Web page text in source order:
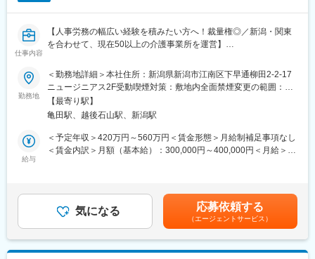
【求人の魅力】
（1） “売る営業”じゃない！人の人生に寄り添える仕事
介護施設選びは人生の大きな節目。無理に売るのではなく、ご本
人やご家族に寄り添いながら最適な提案を行う営業です。「人の
（2）直行直帰OK！営業経験を活かして、自由度高く働ける
異業種からの転職者も多数活躍中！営業経験があれば福祉業界が
初めてでも大丈夫。担当エリアへの訪問は直行直帰OKで、時間も
（3）安定した事業基盤で安心のキャリア形成
【同社について】
東日本福祉経営サービスグループは、介護事業所の開設・運営を
通じて、介護の悩みを抱えていらっしゃるお客様のサポートをさ
せて頂いています。2002年に会社を設立し、東京・埼玉・千葉・
仕事内容
【人事労務の幅広い経験を積みたい方へ！裁量権◎／新潟・関東
を合わせて、現在50以上の介護事業所を運営】
として以下の業務をお任せいたします。
■業務内容：
・勤怠、給与管理
・予算管理
・労働時間管理
・人事考課（評価、処遇の策定、運用）、
・人事関連制度の改訂
勤務地
＜勤務地詳細＞本社住所：新潟県新潟市江南区下早通柳田2-2-17
ニュージニアス2F受動喫煙対策：敷地内全面禁煙変更の範囲：会
社の定める事業所
【最寄り駅】
亀田駅、越後石山駅、新潟駅
給与
＜予定年収＞420万円～560万円＜賃金形態＞月給制補足事項なし
＜賃金内訳＞月額（基本給）：300,000円～400,000円＜月給＞
（7月、12月）賃金はあくまでも目安の金額であり、選考を通じ
て上下する可能性があります。月給(月額)は固定手当を含めた表記
です。
気になる 応募依頼する
（エージェントサービス）